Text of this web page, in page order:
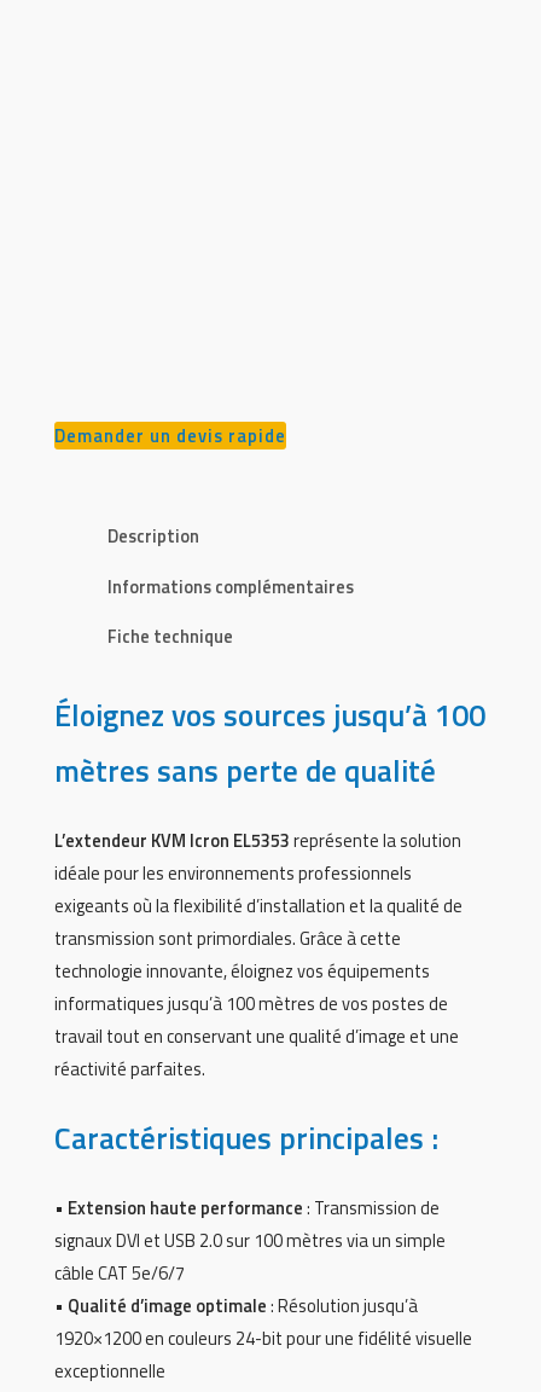
Demander un devis rapide
Description
Informations complémentaires
Fiche technique
Éloignez vos sources jusqu’à 100
mètres sans perte de qualité
L’extendeur KVM Icron EL5353représente la solution
idéale pour les environnements professionnels
exigeants où la flexibilité d’installation et la qualité de
transmission sont primordiales. Grâce à cette
technologie innovante, éloignez vos équipements
informatiques jusqu’à 100 mètres de vos postes de
travail tout en conservant une qualité d’image et une
réactivité parfaites.
Caractéristiques principales :
• Extension haute performance: Transmission de
signaux DVI et USB 2.0 sur 100 mètres via un simple
câble CAT 5e/6/7
• Qualité d’image optimale: Résolution jusqu’à
1920×1200 en couleurs 24-bit pour une fidélité visuelle
exceptionnelle